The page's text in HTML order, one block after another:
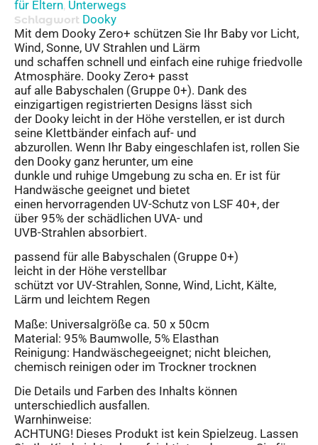
für Eltern, Unterwegs
Schlagwort Dooky
Mit dem Dooky Zero+ schützen Sie Ihr Baby vor Licht,
Wind, Sonne, UV Strahlen und Lärm
und schaffen schnell und einfach eine ruhige friedvolle
Atmosphäre. Dooky Zero+ passt
auf alle Babyschalen (Gruppe 0+). Dank des
einzigartigen registrierten Designs lässt sich
der Dooky leicht in der Höhe verstellen, er ist durch
seine Klettbänder einfach auf- und
abzurollen. Wenn Ihr Baby eingeschlafen ist, rollen Sie
den Dooky ganz herunter, um eine
dunkle und ruhige Umgebung zu scha en. Er ist für
Handwäsche geeignet und bietet
einen hervorragenden UV-Schutz von LSF 40+, der
über 95% der schädlichen UVA- und
UVB-Strahlen absorbiert.
passend für alle Babyschalen (Gruppe 0+)
leicht in der Höhe verstellbar
schützt vor UV-Strahlen, Sonne, Wind, Licht, Kälte,
Lärm und leichtem Regen
Maße: Universalgröße ca. 50 x 50cm
Material: 95% Baumwolle, 5% Elasthan
Reinigung: Handwäschegeeignet; nicht bleichen,
chemisch reinigen oder im Trockner trocknen
Die Details und Farben des Inhalts können
unterschiedlich ausfallen.
Warnhinweise:
ACHTUNG! Dieses Produkt ist kein Spielzeug. Lassen